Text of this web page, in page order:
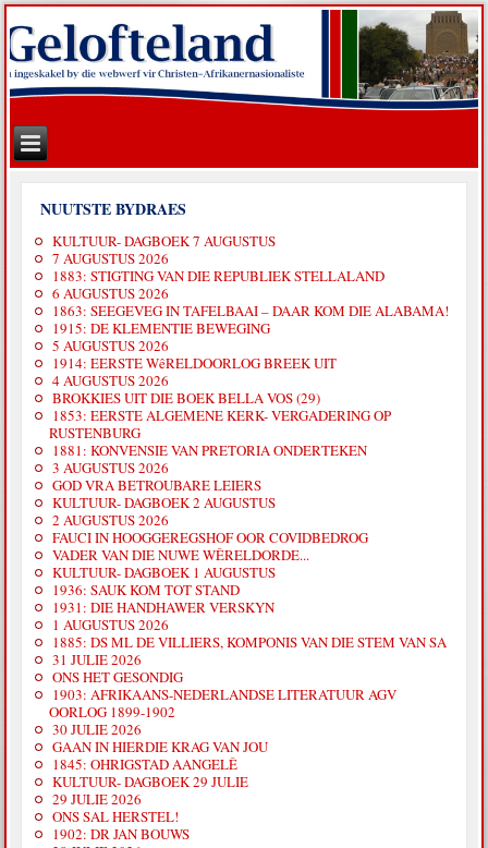
NUUTSTE BYDRAES
KULTUUR- DAGBOEK 7 AUGUSTUS
7 AUGUSTUS 2026
1883: STIGTING VAN DIE REPUBLIEK STELLALAND
6 AUGUSTUS 2026
1863: SEEGEVEG IN TAFELBAAI – DAAR KOM DIE ALABAMA!
1915: DE KLEMENTIE BEWEGING
5 AUGUSTUS 2026
1914: EERSTE WêRELDOORLOG BREEK UIT
4 AUGUSTUS 2026
BROKKIES UIT DIE BOEK BELLA VOS (29)
1853: EERSTE ALGEMENE KERK- VERGADERING OP
RUSTENBURG
1881: KONVENSIE VAN PRETORIA ONDERTEKEN
3 AUGUSTUS 2026
GOD VRA BETROUBARE LEIERS
KULTUUR- DAGBOEK 2 AUGUSTUS
2 AUGUSTUS 2026
FAUCI IN HOOGGEREGSHOF OOR COVIDBEDROG
VADER VAN DIE NUWE WÊRELDORDE...
KULTUUR- DAGBOEK 1 AUGUSTUS
1936: SAUK KOM TOT STAND
1931: DIE HANDHAWER VERSKYN
1 AUGUSTUS 2026
1885: DS ML DE VILLIERS, KOMPONIS VAN DIE STEM VAN SA
31 JULIE 2026
ONS HET GESONDIG
1903: AFRIKAANS-NEDERLANDSE LITERATUUR AGV
OORLOG 1899-1902
30 JULIE 2026
GAAN IN HIERDIE KRAG VAN JOU
1845: OHRIGSTAD AANGELÊ
KULTUUR- DAGBOEK 29 JULIE
29 JULIE 2026
ONS SAL HERSTEL!
1902: DR JAN BOUWS